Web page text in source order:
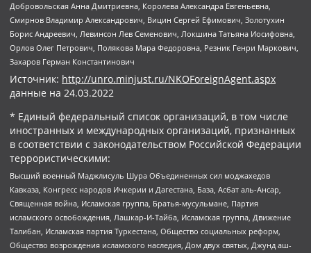
Добровольская Анна Дмитриевна, Королева Александра Евгеньевна,
Смирнов Владимир Александрович, Вицин Сергей Ефимович, Золотухин
Борис Андреевич, Левинсон Лев Семенович, Локшина Татьяна Иосифовна,
Орлов Олег Петрович, Полякова Мара Федоровна, Резник Генри Маркович,
Захаров Герман Константинович
Источник: http://unro.minjust.ru/NKOForeignAgent.aspx
данные на 24.03.2022
* Единый федеральный список организаций, в том числе
иностранных и международных организаций, признанных
в соответствии с законодательством Российской Федерации
террористическими:
Высший военный Маджлисуль Шура Объединенных сил моджахедов
Кавказа, Конгресс народов Ичкерии и Дагестана, База, Асбат аль-Ансар,
Священная война, Исламская группа, Братья-мусульмане, Партия
исламского освобождения, Лашкар-И-Тайба, Исламская группа, Движение
Талибан, Исламская партия Туркестана, Общество социальных реформ,
Общество возрождения исламского наследия, Дом двух святых, Джунд аш-